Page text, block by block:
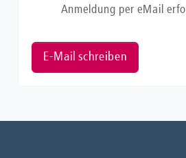
Anmeldung per eMail
E-Mail schreiben